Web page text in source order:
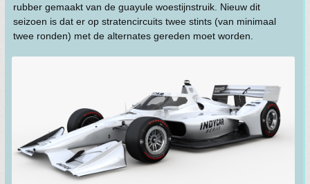
rubber gemaakt van de guayule woestijnstruik. Nieuw dit
seizoen is dat er op stratencircuits twee stints (van minimaal
twee ronden) met de alternates gereden moet worden.